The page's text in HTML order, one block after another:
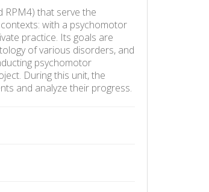
RPM4) that serve the
with a psychomotor
practice. Its goals are
of various disorders, and
psychomotor
During this unit, the
and analyze their progress.